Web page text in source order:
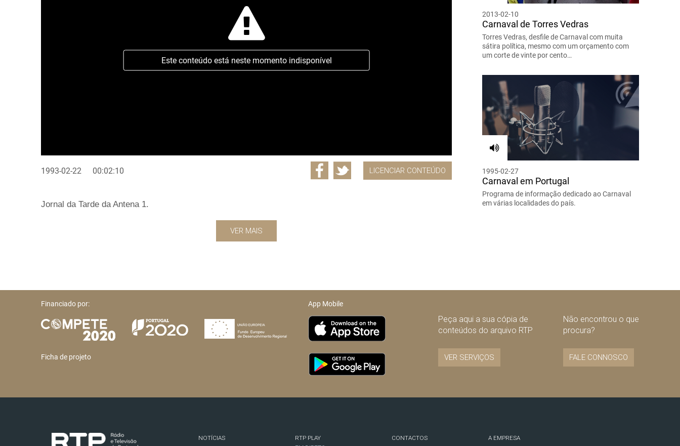
Este conteúdo está neste momento indisponível
1993-02-22 00:02:10 LICENCIAR CONTEÚDO
Jornal da Tarde da Antena 1.
VER MAIS
2013-02-10
Carnaval de Torres Vedras
Torres Vedras, desfile de Carnaval com muita
sátira política, mesmo com um orçamento com
um corte de vinte por cento…
1995-02-27
Carnaval em Portugal
Programa de informação dedicado ao Carnaval
em várias localidades do país.
Financiado por:
Ficha de projeto
App Mobile
Peça aqui a sua cópia de
conteúdos do arquivo RTP
VER SERVIÇOS
Não encontrou o que
procura?
FALE CONNOSCO
NOTÍCIAS
RTP PLAY
CONTACTOS
A EMPRESA